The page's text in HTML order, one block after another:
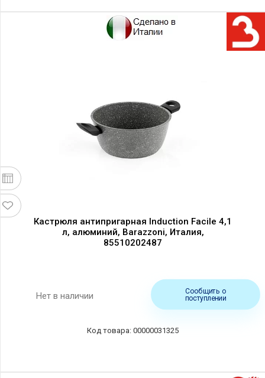
Кастрюля антипригарная Induction Facile 4,1
л, алюминий, Barazzoni, Италия,
85510202487
Нет в наличии
Сообщить о
поступлении
00000031325